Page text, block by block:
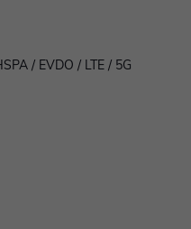
/ EVDO / LTE / 5G